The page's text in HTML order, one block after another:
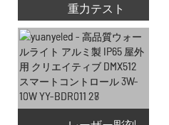
重力テスト